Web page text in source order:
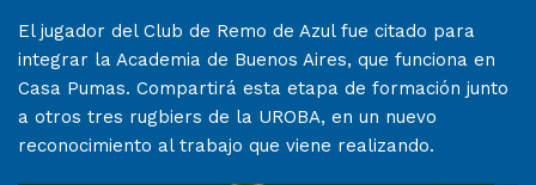
El jugador del Club de Remo de Azul fue citado para
integrar la Academia de Buenos Aires, que funciona en
Casa Pumas. Compartirá esta etapa de formación junto
a otros tres rugbiers de la UROBA, en un nuevo
reconocimiento al trabajo que viene realizando.